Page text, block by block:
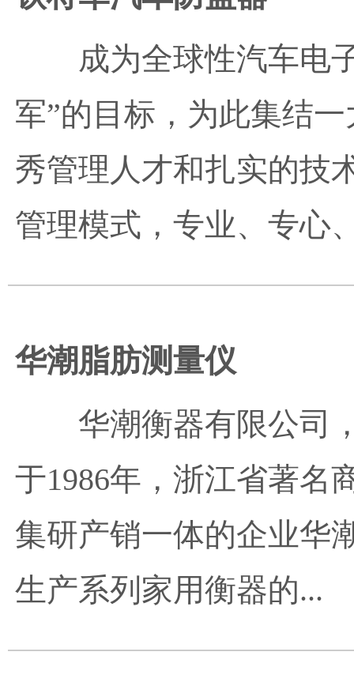
成为全球性汽车电
军”的目标，为此集结
秀管理人才和扎实的技
管理模式，专业、专心
华潮脂肪测量仪
华潮衡器有限公司
于1986年，浙江省著名
集研产销一体的企业华
生产系列家用衡器的...